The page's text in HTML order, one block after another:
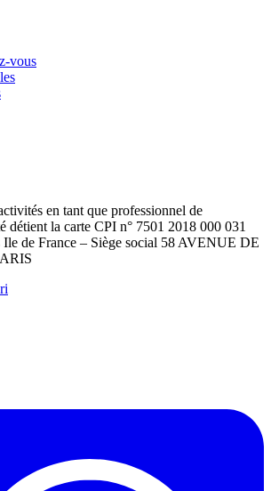
vous
en tant que professionnel de
détient la carte CPI n° 7501 2018 000 031
Ile de France – Siège social 58 AVENUE DE